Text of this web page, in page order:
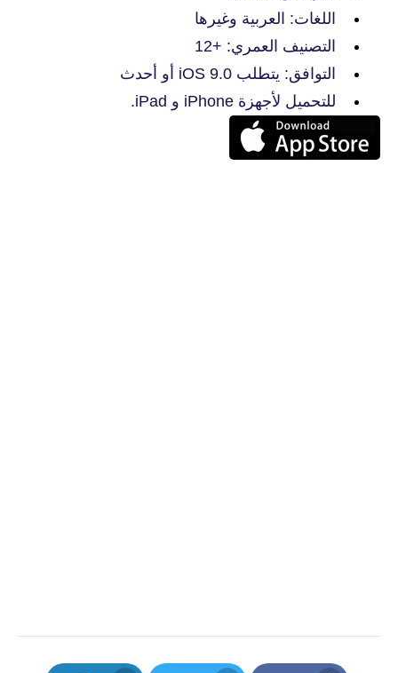
اللغات: العربية وغيرها
التصنيف العمري: +12
التوافق: يتطلب iOS 9.0 أو أحدث
للتحميل لأجهزة iPhone و iPad.